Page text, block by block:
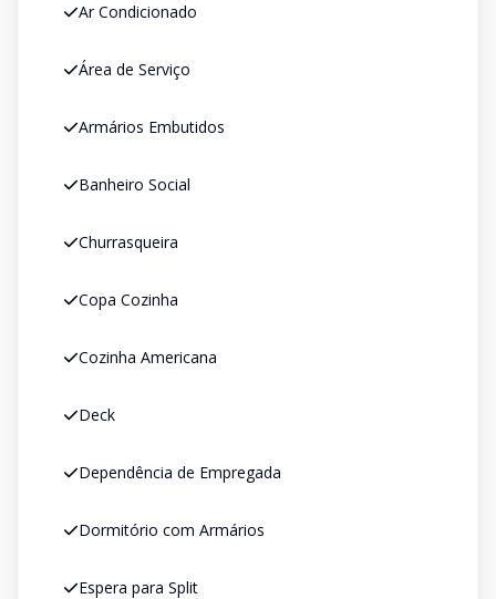
Ar Condicionado
Área de Serviço
Armários Embutidos
Banheiro Social
Churrasqueira
Copa Cozinha
Cozinha Americana
Deck
Dependência de Empregada
Dormitório com Armários
Espera para Split